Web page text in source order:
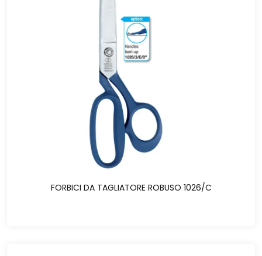
FORBICI DA TAGLIATORE ROBUSO 1026/C